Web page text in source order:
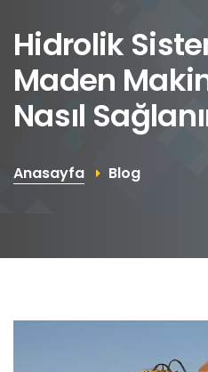
Hidrolik
Maden
Nasıl
Anasayfa Blog